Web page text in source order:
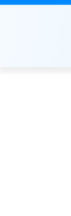
Skip